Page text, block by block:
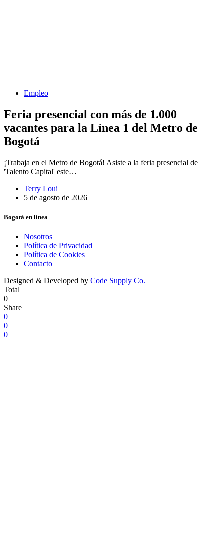
Empleo
Feria presencial con más de 1.000
vacantes para la Línea 1 del Metro de
Bogotá
¡Trabaja en el Metro de Bogotá! Asiste a la feria presencial de
'Talento Capital' este…
Terry Loui
5 de agosto de 2026
Bogotá en línea
Nosotros
Política de Privacidad
Política de Cookies
Contacto
Designed & Developed by Code Supply Co.
Total
0
Share
0
0
0